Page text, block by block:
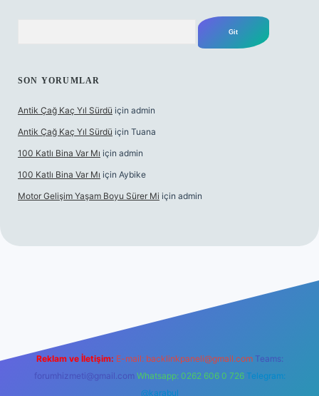
SON YORUMLAR
Antik Çağ Kaç Yıl Sürdü için admin
Antik Çağ Kaç Yıl Sürdü için Tuana
100 Katlı Bina Var Mı için admin
100 Katlı Bina Var Mı için Aybike
Motor Gelişim Yaşam Boyu Sürer Mi için admin
Reklam ve İletişim: E-mail: backlinkpaneli@gmail.com Teams:
forumhizmeti@gmail.com Whatsapp: 0262 606 0 726 Telegram:
@karabul